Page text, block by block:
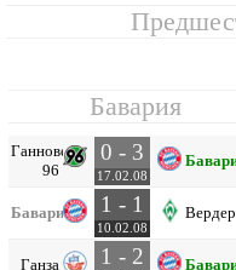
Бавария
Ганновер
96
0 - 3
17.02.08
Бавария 1 - 1
10.02.08
Вердер
Ганза 1 - 2